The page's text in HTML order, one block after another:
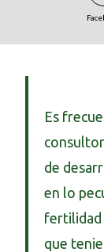
Es
de
en lo
fertilidad
que